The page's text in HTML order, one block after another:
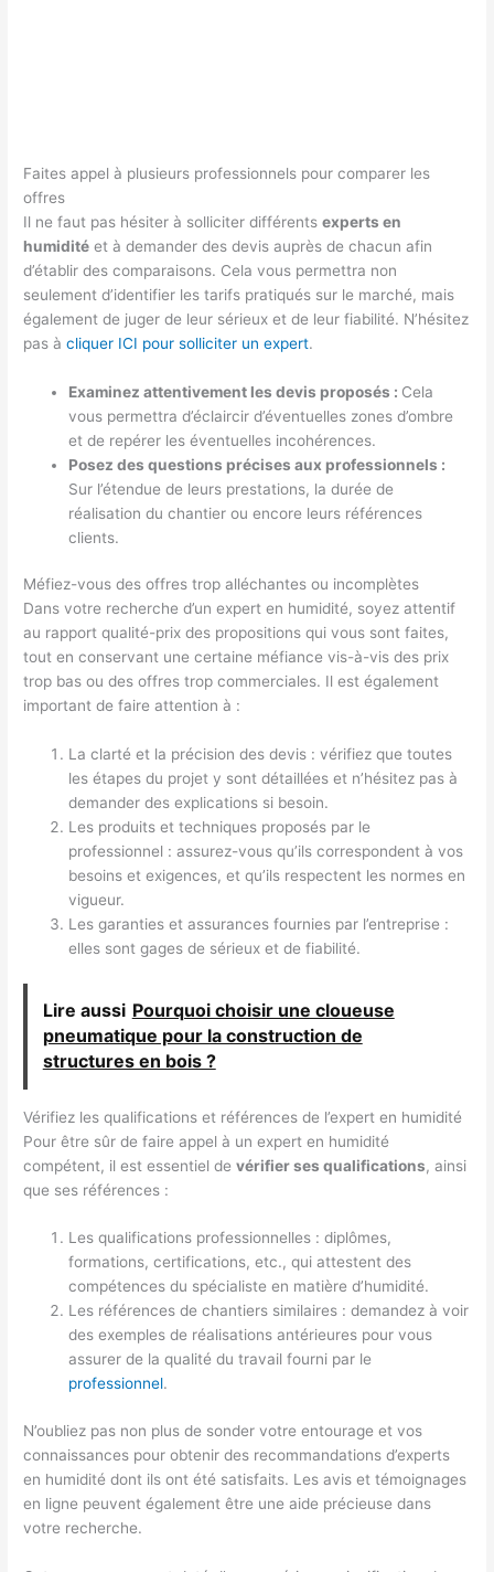
Faites appel à plusieurs professionnels pour comparer les
offres
Il ne faut pas hésiter à solliciter différentsexperts en
humidité et à demander des devis auprès de chacun afin
d’établir des comparaisons. Cela vous permettra non
seulement d’identifier les tarifs pratiqués sur le marché, mais
également de juger de leur sérieux et de leur fiabilité. N’hésitez
pas àcliquer ICI pour solliciter un expert.
Examinez attentivement les devis proposés : Cela
vous permettra d’éclaircir d’éventuelles zones d’ombre
et de repérer les éventuelles incohérences.
Posez des questions précises aux professionnels :
Sur l’étendue de leurs prestations, la durée de
réalisation du chantier ou encore leurs références
clients.
Méfiez-vous des offres trop alléchantes ou incomplètes
Dans votre recherche d’un expert en humidité, soyez attentif
au rapport qualité-prix des propositions qui vous sont faites,
tout en conservant une certaine méfiance vis-à-vis des prix
trop bas ou des offres trop commerciales. Il est également
important de faire attention à :
La clarté et la précision des devis : vérifiez que toutes
les étapes du projet y sont détaillées et n’hésitez pas à
demander des explications si besoin.
Les produits et techniques proposés par le
professionnel : assurez-vous qu’ils correspondent à vos
besoins et exigences, et qu’ils respectent les normes en
vigueur.
Les garanties et assurances fournies par l’entreprise :
elles sont gages de sérieux et de fiabilité.
Lire aussi Pourquoi choisir une cloueuse
pneumatique pour la construction de
structures en bois ?
Vérifiez les qualifications et références de l’expert en humidité
Pour être sûr de faire appel à un expert en humidité
compétent, il est essentiel devérifier ses qualifications, ainsi
que ses références :
Les qualifications professionnelles : diplômes,
formations, certifications, etc., qui attestent des
compétences du spécialiste en matière d’humidité.
Les références de chantiers similaires : demandez à voir
des exemples de réalisations antérieures pour vous
assurer de la qualité du travail fourni par le
professionnel.
N’oubliez pas non plus de sonder votre entourage et vos
connaissances pour obtenir des recommandations d’experts
en humidité dont ils ont été satisfaits. Les avis et témoignages
en ligne peuvent également être une aide précieuse dans
votre recherche.